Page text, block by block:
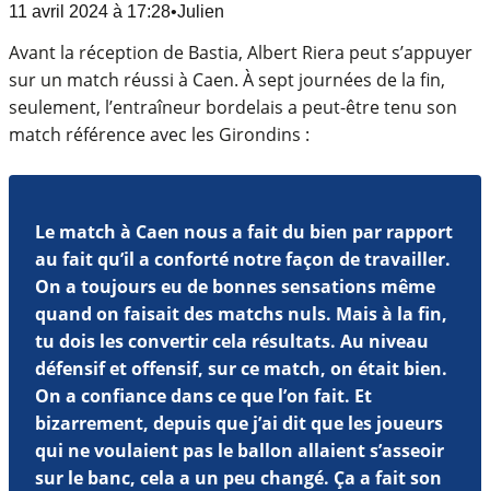
11 avril 2024 à 17:28•Julien
Avant la réception de Bastia, Albert Riera peut s’appuyer
sur un match réussi à Caen. À sept journées de la fin,
seulement, l’entraîneur bordelais a peut-être tenu son
match référence avec les Girondins :
Le match à Caen nous a fait du bien par rapport
au fait qu’il a conforté notre façon de travailler.
On a toujours eu de bonnes sensations même
quand on faisait des matchs nuls. Mais à la fin,
tu dois les convertir cela résultats. Au niveau
défensif et offensif, sur ce match, on était bien.
On a confiance dans ce que l’on fait. Et
bizarrement, depuis que j’ai dit que les joueurs
qui ne voulaient pas le ballon allaient s’asseoir
sur le banc, cela a un peu changé. Ça a fait son